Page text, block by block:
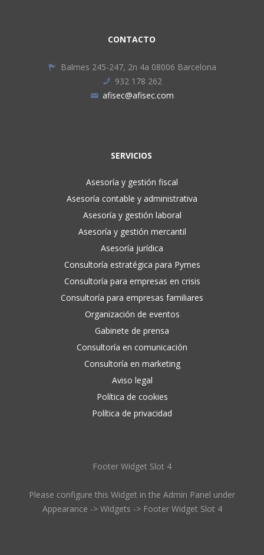
CONTACTO
Balmes 245-247, 2n 4a 08006 Barcelona
932 178 262
afisec@afisec.com
SERVICIOS
Asesoría y gestión fiscal
Asesoría contable y administrativa
Asesoría y gestión laboral
Asesoría y gestión mercantil
Asesoría jurídica
Consultoría estratégica para Pymes
Consultoría para empresas en crisis
Consultoría para empresas familiares
Organización de eventos
Gabinete de prensa
Consultoría en comunicación
Consultoría en marketing
Aviso legal
Política de cookies
Política de privacidad
Footer Widget Slot 4
Please configure this Widget in the Admin Panel under
Appearance -> Widgets -> Footer Widget Slot 4